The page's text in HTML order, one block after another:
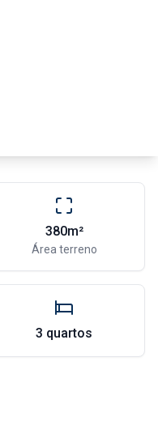
380m²
Área terreno
3 quartos